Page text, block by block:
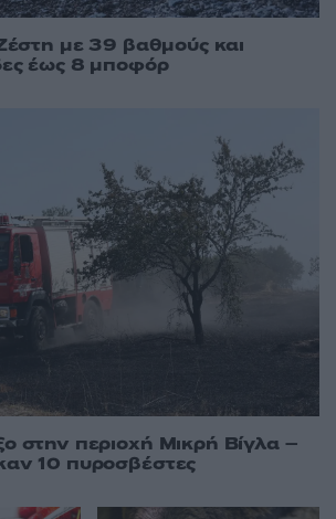
με 39 βαθμούς και
έως 8 μποφόρ
στην περιοχή Μικρή Βίγλα –
10 πυροσβέστες